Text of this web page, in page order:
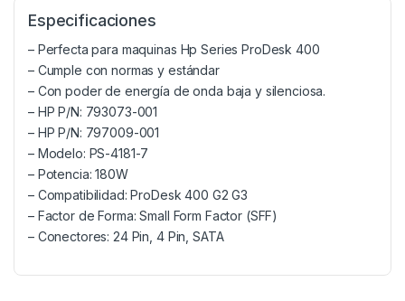
Especificaciones
– Perfecta para maquinas Hp Series ProDesk 400
– Cumple con normas y estándar
– Con poder de energía de onda baja y silenciosa.
– HP P/N: 793073-001
– HP P/N: 797009-001
– Modelo: PS-4181-7
– Potencia: 180W
– Compatibilidad: ProDesk 400 G2 G3
– Factor de Forma: Small Form Factor (SFF)
– Conectores: 24 Pin, 4 Pin, SATA